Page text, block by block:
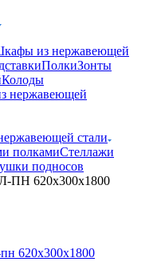
из нержавеющей
ПолкиЗонты
Колоды
нержавеющей
стали
полкамиСтеллажи
подносов
ПН 620х300х1800